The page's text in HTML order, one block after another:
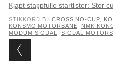
Kjapt stappfulle startlister: Stor
STIKKORD BILCROSS.NO-CUP,
KONSMO MOTORBANE
NMK
MODUM SIGDAL
SIGDAL
Post